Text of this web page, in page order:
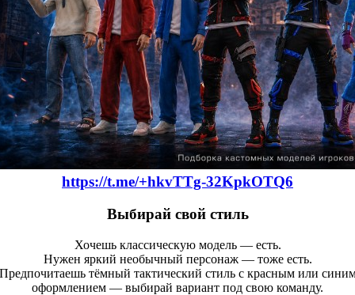
https://t.me/+hkvTTg-32KpkOTQ6
Выбирай свой стиль
Хочешь классическую модель — есть.
Нужен яркий необычный персонаж — тоже есть.
тёмный тактический стиль с красным или
оформлением — выбирай вариант под свою команду.